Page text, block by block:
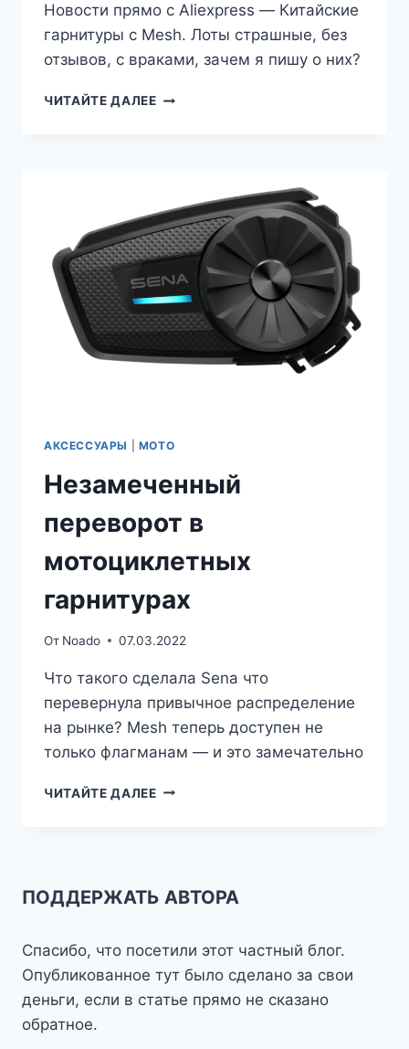
Новости прямо с Aliexpress — Китайские
гарнитуры с Mesh. Лоты страшные, без
отзывов, с враками, зачем я пишу о них?
ЧИТАЙТЕ ДАЛЕЕКИТАЙСКИЙ
АКСЕССУАРЫ МОТО
Незамеченный
переворот в
мотоциклетных
гарнитурах
От Noado 07.03.2022
Что такого сделала Sena что
перевернула привычное распределение
на рынке? Mesh теперь доступен не
только флагманам — и это замечательно
ЧИТАЙТЕ ДАЛЕЕНЕЗАМЕЧЕННЫЙ
ПОДДЕРЖАТЬ АВТОРА
Спасибо, что посетили этот частный блог.
Опубликованное тут было сделано за свои
деньги, если в статье прямо не сказано
обратное.